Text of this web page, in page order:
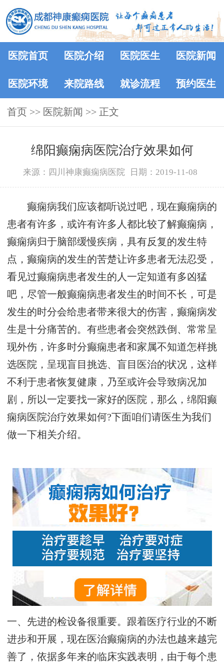
医院首页 医院介绍 医院医生 医院新闻
医院环境 来院路线 就诊流程 预约医生
首页 >> 医院新闻 >> 正文
绵阳癫痫病医院治疗效果如何
来源：四川神康癫痫病医院 日期：2019-11-08
癫痫病我们应该都听说过吧，现在癫痫病的
患者有许多，或许有许多人都比较了解癫痫病，
癫痫病归于脑部缓慢疾病，具有反复的发生特
点，癫痫病的发生的苦楚让许多患者无法忍受，
看见过癫痫病患者发生的人一定知道有多凶猛
吧，尽管一般癫痫病患者发生的时间不长，可是
发生的时分会给患者带来很大的伤害，癫痫病发
生是十分痛苦的。有些患者会突然跌倒、常常呈
现外伤，许多时分癫痫患者和家属不知道怎样挑
选医院，呈现盲目挑选、盲目医治的状况，这样
不利于患者恢复健康，乃至或许会导致病况加
剧，所以一定要找一家好的医院，那么，绵阳癫
痫病医院治疗效果如何?下面咱们请医生为我们
做一下相关介绍。
一、先进的检设备很重要。跟着医疗行业的不断
进步和开展，现在医治癫痫病的办法也越来越完
善了，依据多年来的临床实践表明，由于每个患